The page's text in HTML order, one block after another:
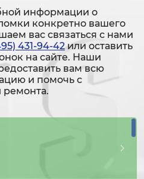
информации о
конкретно вашего
вас связаться с нами
431-94-42 или оставить
на сайте. Наши
вам всю
и помочь с
ремонта.